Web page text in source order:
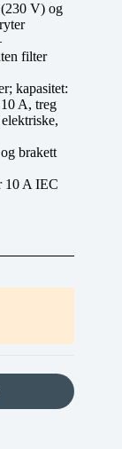
(230 V) og
filter
kapasitet:
A, treg
brakett
10 A IEC